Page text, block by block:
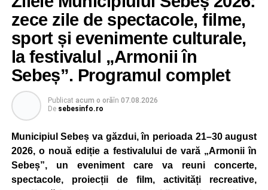
zece zile de spectacole, filme,
sport și evenimente culturale,
la festivalul „Armonii în
Sebeș”. Programul complet
Publicat acum o orăîn 07.08.2026
De sebesinfo.ro
Municipiul Sebeș va găzdui, în perioada 21–30 august
2026, o nouă ediție a festivalului de vară „Armonii în
Sebeș”, un eveniment care va reuni concerte,
spectacole, proiecții de film, activități recreative,